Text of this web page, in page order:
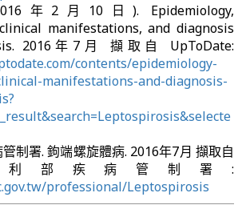
年2月10日). Epidemiology,
manifestations, and diagnosis
2016年7月 擷取自 UpToDate:
contents/epidemiology-
manifestations-and-diagnosis-
制署. 鉤端螺旋體病. 2016年7月 擷取自
利部疾病管制署:
professional/Leptospirosis